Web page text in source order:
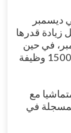
ديسمبر
قدرها
في حين
كانت التوقعات تشير إلى إضافة 15000 وظيفة
إلى 4%، متماشيا مع
بنسبة 3.9% المسجلة في